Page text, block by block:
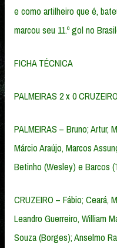
e como artilheiro que é,
marcou seu 11.º gol no
FICHA TÉCNICA
PALMEIRAS 2 x 0 CRUZEIRO
PALMEIRAS – Bruno; Artur,
Márcio Araújo, Marcos
Betinho (Wesley) e Barcos
CRUZEIRO – Fábio; Ceará,
Leandro Guerreiro, William
Souza (Borges); Anselmo